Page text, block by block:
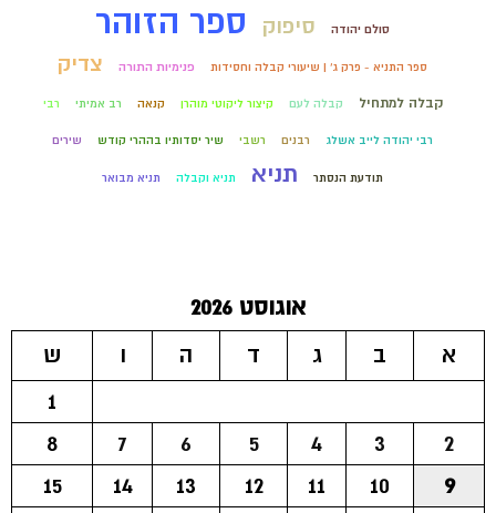
סולם יהודה סיפוק ספר הזוהר
ספר התניא - פרק ג' | שיעורי קבלה וחסידות פנימיות התורה צדיק
קבלה למתחיל קבלה לעם קיצור ליקוטי מוהרן קנאה רב אמיתי רבי
רבי יהודה לייב אשלג רבנים רשבי שיר יסדותיו בההרי קודש שירים
תודעת הנסתר תניא תניא וקבלה תניא מבואר
אוגוסט 2026
א
ב ג ד ה ו
ש
1
2
3
4
5
6
7
8
9
10
11
12
13
14
15